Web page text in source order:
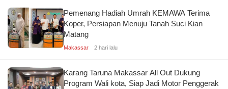
Pemenang Hadiah Umrah KEMAWA Terima
Koper, Persiapan Menuju Tanah Suci Kian
Matang
Makassar 2 hari lalu
Karang Taruna Makassar All Out Dukung
Program Wali kota, Siap Jadi Motor Penggerak